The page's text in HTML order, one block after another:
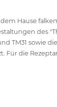
dem Hause
des
TM31
Für die